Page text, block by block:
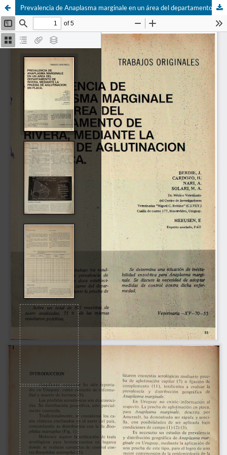
Prevalencia de Anaplasma marginale en un área del departamento de Rivera mediante la prueba de aglutinación en placa